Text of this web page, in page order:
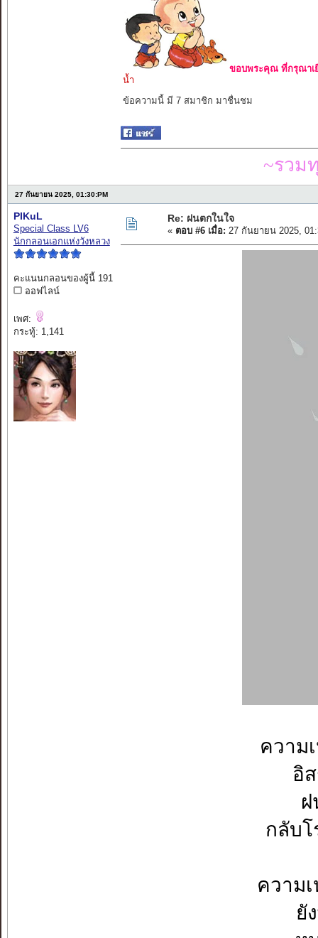
ขอบพระคุณ ที่กรุณาเ
น้ำ
ข้อความนี้ มี 7 สมาชิก มาชื่นชม
~รวม
27 กันยายน 2025, 01:30:PM
PIKuL
Special Class LV6
นักกลอนเอกแห่งวังหลวง
คะแนนกลอนของผู้นี้ 191
ออฟไลน์
เพศ:
กระทู้: 1,141
Re: ฝนตกในใจ
« ตอบ #6 เมื่อ: 27 กันยายน 2025,
ความ
อิ
กลับ
ความ
ยั